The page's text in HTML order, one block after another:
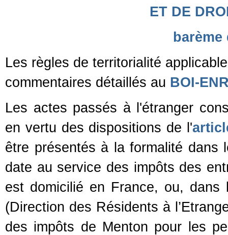
ET DE
Les règles de territorialité
commentaires détaillés au BOI-
Les actes passés à l'étranger
en vertu des dispositions de l'
être présentés à la formalité dans
date au service des impôts des
est domicilié en France, ou,
(Direction des Résidents à
des impôts de Menton pour les